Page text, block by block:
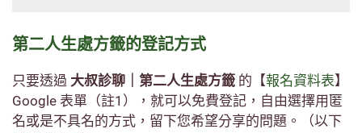
第二人生處方籤的登記方式
只要透過 大叔診聊｜第二人生處方籤 的【報名資料表】
Google 表單（註1），就可以免費登記，自由選擇用匿
名或是不具名的方式，留下您希望分享的問題。（以下